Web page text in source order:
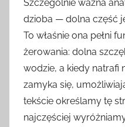
Szczególnie ważna
dzioba — dolna część
To właśnie ona pełni
żerowania: dolna
wodzie, a kiedy natrafi
zamyka się,
tekście określamy tę
najczęściej